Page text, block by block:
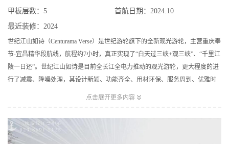
甲板层数：5
首航日期：2024.10
最近装修：2024
世纪江山如诗（Centurama Verse）是世纪游轮旗下的全新观光游轮，主营重庆奉
节-宜昌精华段航线，航程约7小时，真正实现了“白天过三峡+观三峡”、“千里江
陵一日还”。世纪江山如诗是目前全长江全电力推动的观光游轮，更大程度的进
行了减震、降噪处理，其设计新颖、功能齐全、用材环保、服务周到、优雅时
尚，以度假游轮建造标准，集餐饮、娱乐、文化、休闲为一体，多维度提升游
点击展开更多内容 